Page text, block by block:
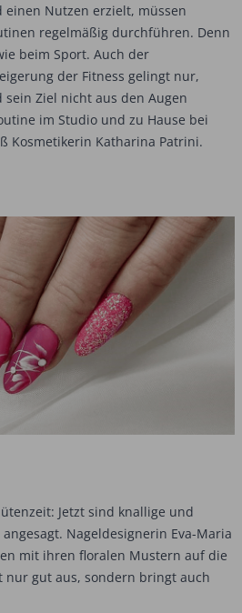
einen Nutzen erzielt, müssen
regelmäßig durchführen. Denn
beim Sport. Auch der
der Fitness gelingt nur,
Ziel nicht aus den Augen
im Studio und zu Hause bei
Kosmetikerin Katharina Patrini.
Jetzt sind knallige und
Nageldesignerin Eva-Maria
mit ihren floralen Mustern auf die
nur gut aus, sondern bringt auch